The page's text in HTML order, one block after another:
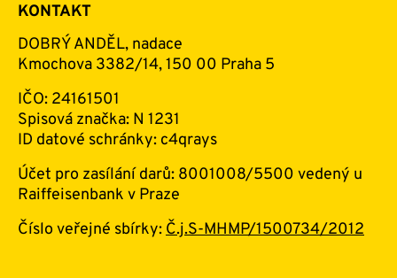
KONTAKT
DOBRÝ ANDĚL, nadace
Kmochova 3382/14, 150 00 Praha 5
IČO: 24161501
Spisová značka: N 1231
ID datové schránky: c4qrays
Účet pro zasílání darů: 8001008/5500 vedený u
Raiffeisenbank v Praze
Číslo veřejné sbírky:Č.j.S-MHMP/1500734/2012